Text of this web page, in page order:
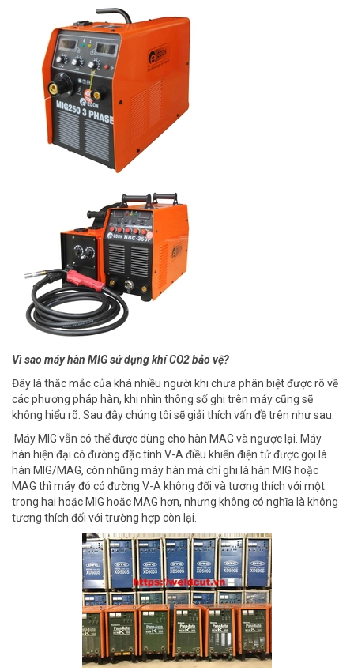
Vì sao máy hàn MIG sử dụng khí CO2 bảo vệ?
Đây là thắc mắc của khá nhiều người khi chưa phân biệt được rõ về
các phương pháp hàn, khi nhìn thông số ghi trên máy cũng sẽ
không hiểu rõ. Sau đây chúng tôi sẽ giải thích vấn đề trên như sau:
Máy MIG vẫn có thể được dùng cho hàn MAG và ngược lại. Máy
hàn hiện đại có đường đặc tính V-A điều khiển điện tử được gọi là
hàn MIG/MAG, còn những máy hàn mà chỉ ghi là hàn MIG hoặc
MAG thì máy đó có đường V-A không đổi và tương thích với một
trong hai hoặc MIG hoặc MAG hơn, nhưng không có nghĩa là không
tương thích đối với trường hợp còn lại.